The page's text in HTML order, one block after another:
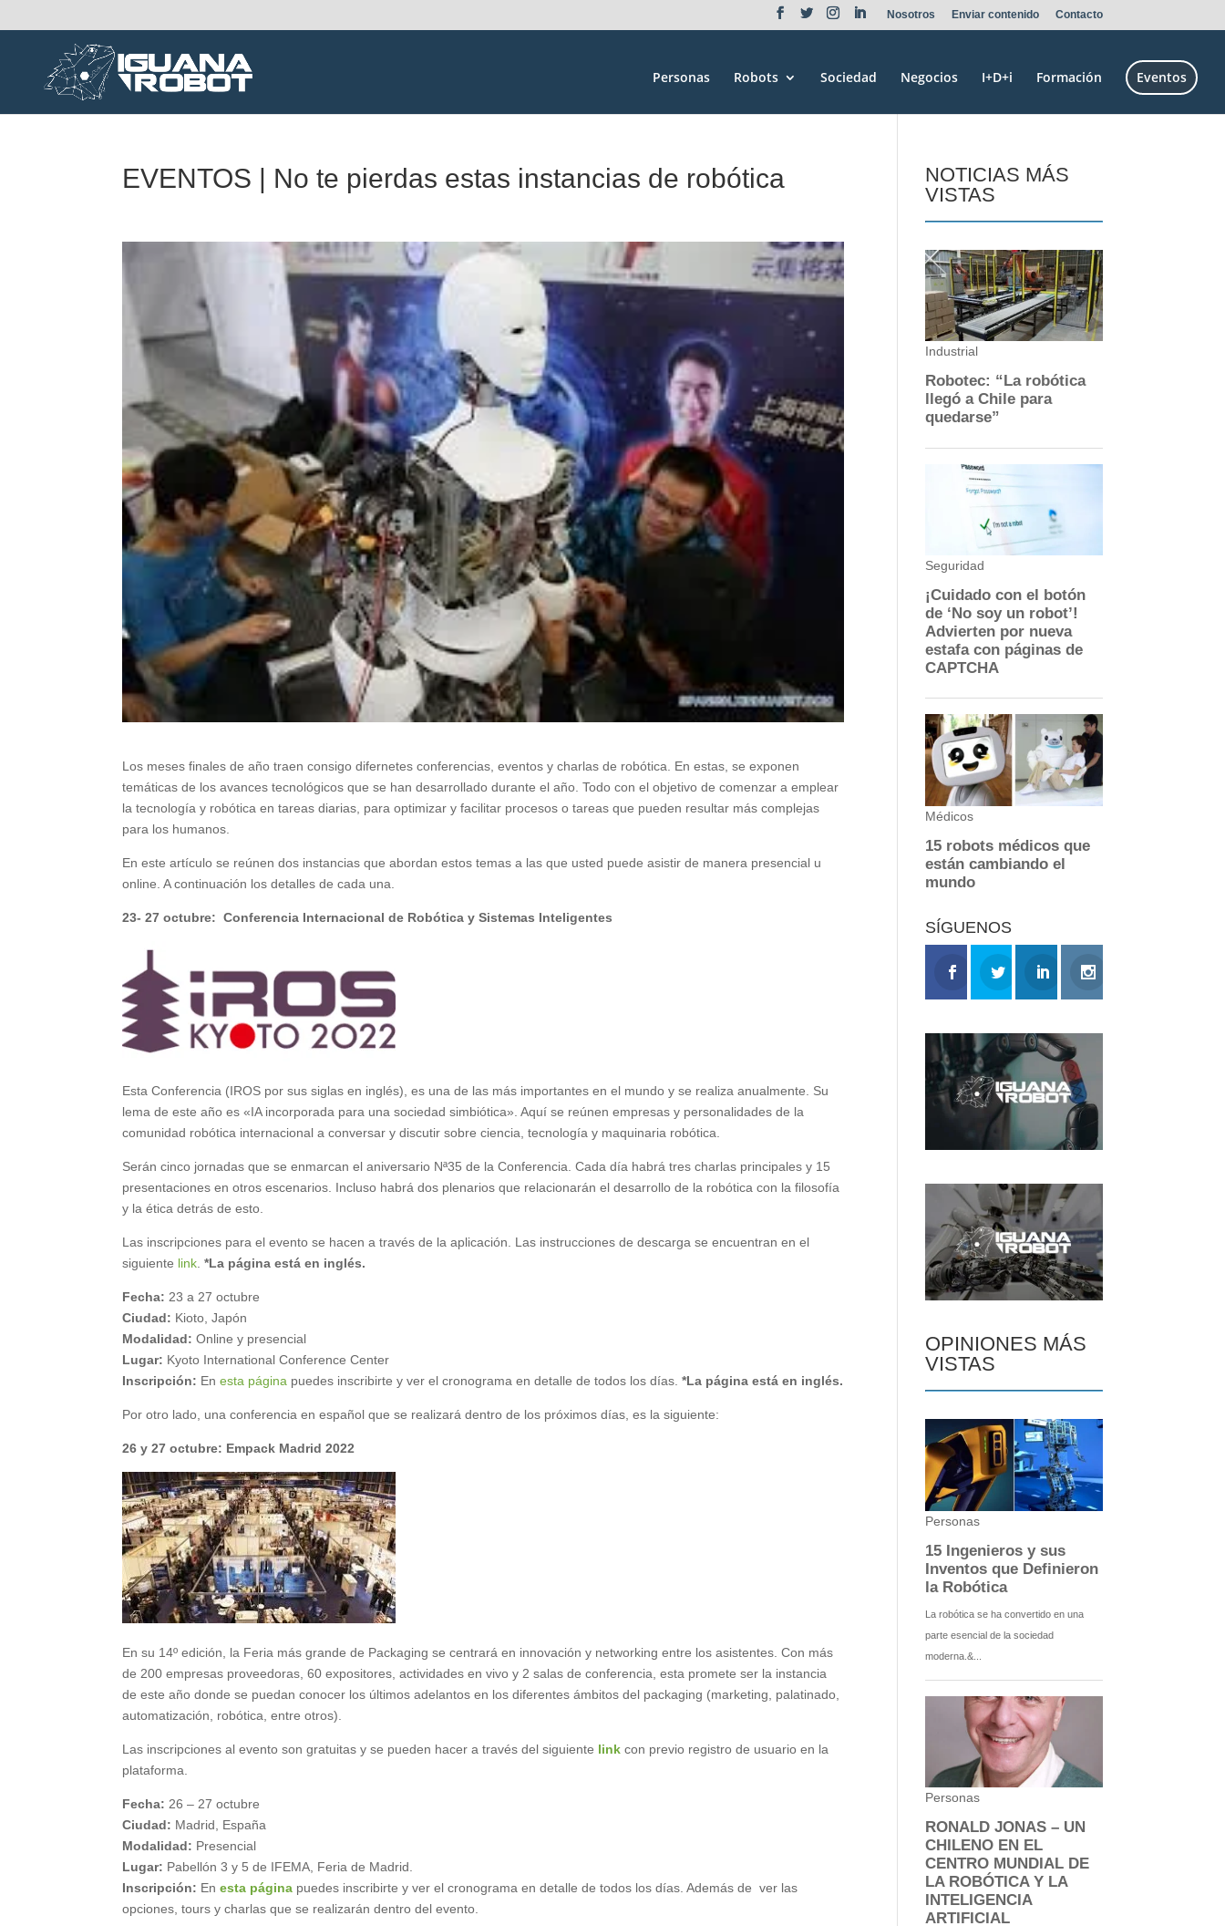
Nosotros Enviar contenido Contacto
Personas Robots Sociedad Negocios I+D+i Formación Eventos
EVENTOS | No te pierdas estas instancias de robótica
Los meses finales de año traen consigo difernetes conferencias, eventos y charlas de robótica. En estas, se exponen
temáticas de los avances tecnológicos que se han desarrollado durante el año. Todo con el objetivo de comenzar a emplear
la tecnología y robótica en tareas diarias, para optimizar y facilitar procesos o tareas que pueden resultar más complejas
para los humanos.
En este artículo se reúnen dos instancias que abordan estos temas a las que usted puede asistir de manera presencial u
online. A continuación los detalles de cada una.
23- 27 octubre: Conferencia Internacional de Robótica y Sistemas Inteligentes
Esta Conferencia (IROS por sus siglas en inglés), es una de las más importantes en el mundo y se realiza anualmente. Su
lema de este año es «IA incorporada para una sociedad simbiótica». Aquí se reúnen empresas y personalidades de la
comunidad robótica internacional a conversar y discutir sobre ciencia, tecnología y maquinaria robótica.
Serán cinco jornadas que se enmarcan el aniversario Nª35 de la Conferencia. Cada día habrá tres charlas principales y 15
presentaciones en otros escenarios. Incluso habrá dos plenarios que relacionarán el desarrollo de la robótica con la filosofía
y la ética detrás de esto.
Las inscripciones para el evento se hacen a través de la aplicación. Las instrucciones de descarga se encuentran en el
siguiente link .*La página está en inglés.
Fecha: 23 a 27 octubre
Ciudad: Kioto, Japón
Modalidad: Online y presencial
Lugar: Kyoto International Conference Center
Inscripción: En esta página puedes inscribirte y ver el cronograma en detalle de todos los días.*La página está en inglés.
Por otro lado, una conferencia en español que se realizará dentro de los próximos días, es la siguiente:
26 y 27 octubre: Empack Madrid 2022
En su 14º edición, la Feria más grande de Packaging se centrará en innovación y networking entre los asistentes. Con más
de 200 empresas proveedoras, 60 expositores, actividades en vivo y 2 salas de conferencia, esta promete ser la instancia
de este año donde se puedan conocer los últimos adelantos en los diferentes ámbitos del packaging (marketing, palatinado,
automatización, robótica, entre otros).
Las inscripciones al evento son gratuitas y se pueden hacer a través del siguiente link con previo registro de usuario en la
plataforma.
Fecha: 26 – 27 octubre
Ciudad: Madrid, España
Modalidad: Presencial
Lugar: Pabellón 3 y 5 de IFEMA, Feria de Madrid.
Inscripción: Enesta página puedes inscribirte y ver el cronograma en detalle de todos los días. Además de ver las
opciones, tours y charlas que se realizarán dentro del evento.
NOTICIAS MÁS
VISTAS
SÍGUENOS
OPINIONES MÁS
VISTAS